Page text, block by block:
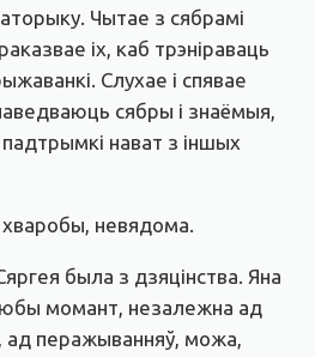
Чытае з сябрамі
іх, каб трэніраваць
Слухае і спявае
сябры і знаёмыя,
нават з іншых
невядома.
была з дзяцінства. Яна
момант, незалежна ад
перажыванняў, можа,